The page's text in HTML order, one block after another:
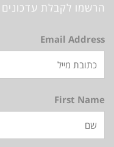
הרשמו לקבלת עדכונים
Email Address
First Name